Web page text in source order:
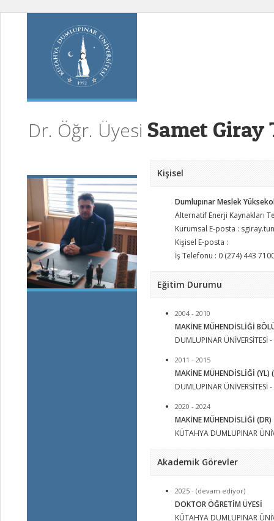
Dr. Öğr. Üyesi Samet Giray
Kişisel
Dumlupınar Meslek
Alternatif Enerji Kaynakları
Kurumsal E-posta :
Kişisel E-posta :
İş Telefonu : 0 (274) 443
Eğitim Durumu
2004 - 2010
MAKİNE MÜHENDİSLİĞİ
DUMLUPINAR
2011 - 2015
MAKİNE MÜHENDİSLİĞİ (YL)
DUMLUPINAR
2020 - 2024
MAKİNE MÜHENDİSLİĞİ (DR)
KÜTAHYA DUMLUPINAR
Akademik Görevler
2025 - (devam ediyor)
DOKTOR ÖĞRETİM ÜYESİ
KÜTAHYA DUMLUPINAR